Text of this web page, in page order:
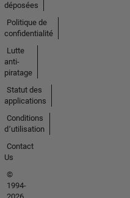
déposées
Politique de
confidentialité
Lutte
anti-
piratage
Statut des
applications
Conditions
d՚utilisation
Contact
Us
©
1994-